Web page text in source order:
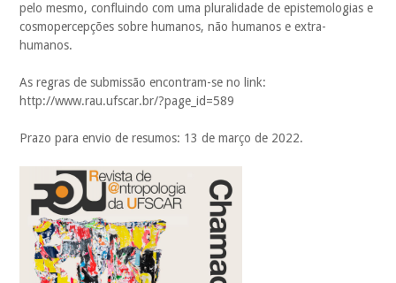
pelo mesmo, confluindo com uma pluralidade de epistemologias e
cosmopercepções sobre humanos, não humanos e extra-
humanos.
As regras de submissão encontram-se no link:
http://www.rau.ufscar.br/?page_id=589
Prazo para envio de resumos: 13 de março de 2022.